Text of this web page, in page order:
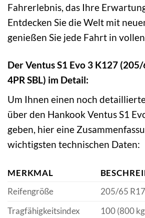
Fahrerlebnis, das Ihre
Entdecken Sie die Welt mit
genießen Sie jede Fahrt in
Der Ventus S1 Evo 3 K127
4PR SBL) im Detail:
Um Ihnen einen noch
über den Hankook Ventus S1
geben, hier eine
wichtigsten technischen Daten:
MERKMAL
Reifengröße
205/65 R17
Tragfähigkeitsindex
100 (800